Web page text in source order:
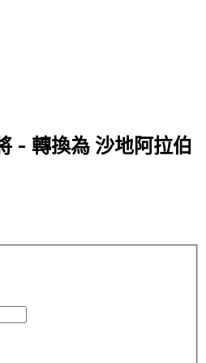
- 轉換為 沙地阿拉伯